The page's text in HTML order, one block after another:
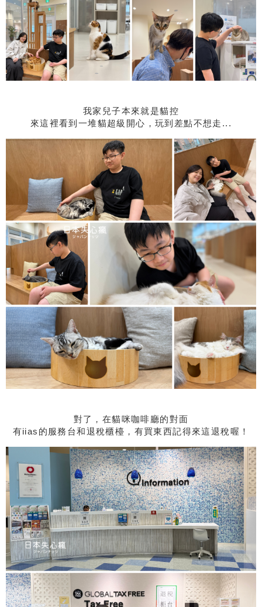
我家兒子本來就是貓控
來這裡看到一堆貓超級開心，玩到差點不想走...
對了，在貓咪咖啡廳的對面
有iias的服務台和退稅櫃檯，有買東西記得來這退稅喔！